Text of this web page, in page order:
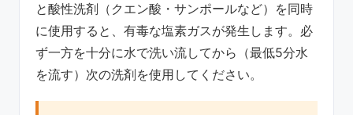
と酸性洗剤（クエン酸・サンポールなど）を同時
に使用すると、有毒な塩素ガスが発生します。必
ず一方を十分に水で洗い流してから（最低5分水
を流す）次の洗剤を使用してください。